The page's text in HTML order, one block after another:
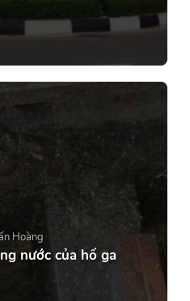
Hoàng
nước của hố ga